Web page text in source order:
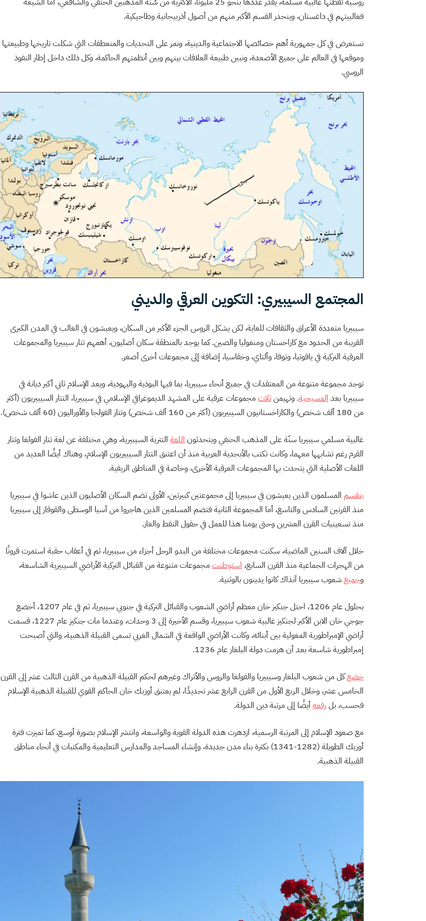
فغالبيتهم في داغستان، وينحدر القسم الأكبر منهم من أصول أذربيجانية وطاجيكية.
نستعرض في كل جمهورية أهم خصائصها الاجتماعية والدينية، ونمر على التحديات والمنعطفات التي شكلت تاريخها وطبيعتها
وموقعها في العالم على جميع الأصعدة، ونبين طبيعة العلاقات بينهم وبين أنظمتهم الحاكمة، وكل ذلك داخل إطار النفوذ
الروسي.
المجتمع السيبيري: التكوين العرقي والديني
سيبيريا متعددة الأعراق والثقافات للغاية، لكن يشكل الروس الجزء الأكبر من السكان، ويعيشون في الغالب في المدن الكبرى
القريبة من الحدود مع كازاخستان ومنغوليا والصين. كما يوجد بالمنطقة سكان أصليون، أهمهم تتار سيبيريا والمجموعات
العرقية التركية في ياقوتيا، وتوفا، وألتاي، وخقاسيا، إضافة إلى مجموعات أخرى أصغر.
توجد مجموعة متنوعة من المعتقدات في جميع أنحاء سيبيريا، بما فيها البوذية واليهودية، ويعد الإسلام ثاني أكبر ديانة في
سيبيريا بعدالمسيحية. وتهيمنثلاث مجموعات عرقية على المشهد الديموغرافي الإسلامي في سيبيريا، التتار السيبيريون (أكثر
من 180 ألف شخص) والكازاخستانيون السيبيريون (أكثر من 160 ألف شخص) وتتار الفولجا والأوراليون (60 ألف شخص).
غالبية مسلمي سيبيريا سنّة على المذهب الحنفي ويتحدثوناللغة التترية السيبيرية، وهي مختلفة عن لغة تتار الفولغا وتتار
القرم رغم تشابهها معهما، وكانت تكتب بالأبجدية العربية منذ أن اعتنق التتار السيبيريون الإسلام، وهناك أيضًا العديد من
اللغات الأصلية التي يتحدث بها المجموعات العرقية الأخرى، وخاصة في المناطق الريفية.
ينقسم المسلمون الذين يعيشون في سيبيريا إلى مجموعتين كبيرتين، الأولى تضم السكان الأصليون الذين عاشوا في سيبيريا
منذ القرنين السادس والتاسع، أما المجموعة الثانية فتضم المسلمين الذين هاجروا من آسيا الوسطى والقوقاز إلى سيبيريا
منذ تسعينيات القرن العشرين وحتى يومنا هذا للعمل في حقول النفط والغاز.
خلال آلاف السنين الماضية، سكنت مجموعات مختلفة من البدو الرحل أجزاء من سيبيريا، ثم في أعقاب حقبة استمرت قرونًا
من الهجرات الجماعية منذ القرن السابع، استوطنت مجموعات متنوعة من القبائل التركية الأراضي السيبيرية الشاسعة،
وجميعشعوب سيبيريا آنذاك كانوا يدينون بالوثنية.
بحلول عام 1206، احتل جنكيز خان معظم أراضي الشعوب والقبائل التركية في جنوبي سيبيريا، ثم في عام 1207، أخضع
جوجي خان الابن الأكبر لجنكيز غالبية شعوب سيبيريا، وقسم الأخيرة إلى 3 وحدات، وعندما مات جنكيز عام 1227، قسمت
أراضي الإمبراطورية المغولية بين أبنائه، وكانت الأراضي الواقعة في الشمال الغربي تسمى القبيلة الذهبية، والتي أصبحت
إمبراطورية شاسعة بعد أن هزمت دولة البلغار عام 1236.
خضعكل من شعوب البلغار وسيبيريا والفولغا والروس والأتراك وغيرهم لحكم القبيلة الذهبية من القرن الثالث عشر إلى القرن
الخامس عشر، وخلال الربع الأول من القرن الرابع عشر تحديدًا، لم يعتنق أوزبك خان الحاكم القوي للقبيلة الذهبية الإسلام
فحسب، بلرفعهأيضًا إلى مرتبة دين الدولة.
مع صعود الإسلام إلى المرتبة الرسمية، ازدهرت هذه الدولة القوية والواسعة، وانتشر الإسلام بصورة أوسع، كما تميزت فترة
أوزبك الطويلة (1282-1341) بكثرة بناء مدن جديدة، وإنشاء المساجد والمدارس التعليمية والمكتبات في أنحاء مناطق
القبيلة الذهبية.